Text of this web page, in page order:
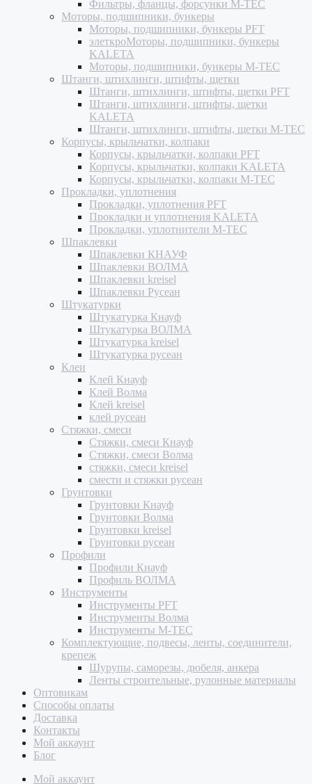
Фильтры, фланцы, форсунки M-TEC
Моторы, подшипники, бункеры
Моторы, подшипники, бункеры PFT
элеткроМоторы, подшипники, бункеры
KALETA
Моторы, подшипники, бункеры M-TEC
Штанги, штихлинги, штифты, щетки
Штанги, штихлинги, штифты, щетки PFT
Штанги, штихлинги, штифты, щетки
KALETA
Штанги, штихлинги, штифты, щетки M-TEC
Корпусы, крыльчатки, колпаки
Корпусы, крыльчатки, колпаки PFT
Корпусы, крыльчатки, колпаки KALETA
Корпусы, крыльчатки, колпаки M-TEC
Прокладки, уплотнения
Прокладки, уплотнения PFT
Прокладки и уплотнения KALETA
Прокладки, уплотнители M-TEC
Шпаклевки
Шпаклевки КНАУФ
Шпаклевки ВОЛМА
Шпаклевки kreisel
Шпаклевки Русеан
Штукатурки
Штукатурка Кнауф
Штукатурка ВОЛМА
Штукатурка kreisel
Штукатурка русеан
Клеи
Клей Кнауф
Клей Волма
Клей kreisel
клей русеан
Стяжки, смеси
Стяжки, смеси Кнауф
Стяжки, смеси Волма
стяжки, смеси kreisel
смести и стяжки русеан
Грунтовки
Грунтовки Кнауф
Грунтовки Волма
Грунтовки kreisel
Грунтовки русеан
Профили
Профили Кнауф
Профиль ВОЛМА
Инструменты
Инструменты PFT
Инструменты Волма
Инструменты M-TEC
Комплектующие, подвесы, ленты, соединители,
крепеж
Шурупы, саморезы, дюбеля, анкера
Ленты строительные, рулонные материалы
Оптовикам
Способы оплаты
Доставка
Контакты
Мой аккаунт
Блог
Мой аккаунт